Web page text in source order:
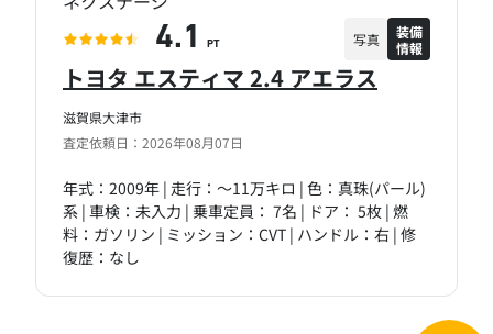
滋賀県大津市
査定依頼日：2026年08月07日
トヨタ エスティマ 2.4 アエラス
年式：2009年 | 走行：～11万キロ | 色：真珠(パール)
系 | 車検：未入力 | 乗車定員： 7名 | ドア： 5枚 | 燃
料：ガソリン | ミッション：CVT | ハンドル：右 | 修
復歴：なし
4.1 PT 写真
装備
情報